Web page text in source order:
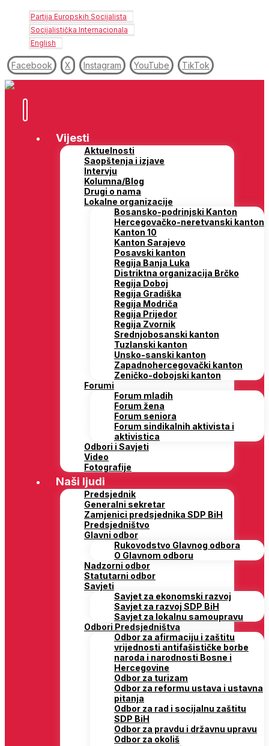
Partija Europskih Socijalista
Socijalistička Internacionala
English
Facebook X Instagram YouTube TikTok
Vijesti
Aktuelnosti
Saopštenja i izjave
Intervju
Kolumna/Blog
Drugi o nama
Lokalne organizacije
Bosansko-podrinjski Kanton
Hercegovačko-neretvanski kanton
Kanton 10
Kanton Sarajevo
Posavski kanton
Regija Banja Luka
Distriktna organizacija Brčko
Regija Doboj
Regija Gradiška
Regija Modriča
Regija Prijedor
Regija Zvornik
Srednjobosanski kanton
Tuzlanski kanton
Unsko-sanski kanton
Zapadnohercegovački kanton
Zeničko-dobojski kanton
Forumi
Forum mladih
Forum žena
Forum seniora
Forum sindikalnih aktivista i
aktivistica
Odbori i Savjeti
Video
Fotografije
Naši ljudi
Predsjednik
Generalni sekretar
Zamjenici predsjednika SDP BiH
Predsjedništvo
Glavni odbor
Rukovodstvo Glavnog odbora
O Glavnom odboru
Nadzorni odbor
Statutarni odbor
Savjeti
Savjet za ekonomski razvoj
Savjet za razvoj SDP BiH
Savjet za lokalnu samoupravu
Odbori Predsjedništva
Odbor za afirmaciju i zaštitu
vrijednosti antifašističke borbe
naroda i narodnosti Bosne i
Hercegovine
Odbor za turizam
Odbor za reformu ustava i ustavna
pitanja
Odbor za rad i socijalnu zaštitu
SDP BiH
Odbor za pravdu i državnu upravu
Odbor za okoliš